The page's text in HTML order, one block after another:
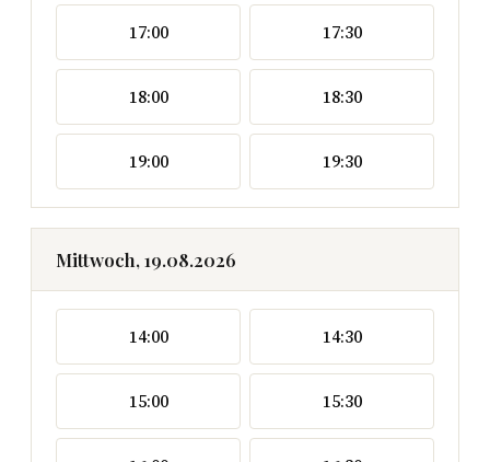
17:00 17:30
18:00 18:30
19:00 19:30
Mittwoch, 19.08.2026
14:00 14:30
15:00 15:30